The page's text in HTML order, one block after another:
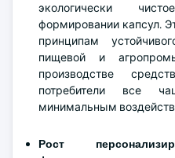
экологически
формировании капсул.
принципам
пищевой и
производстве
потребители все
минимальным
Рост